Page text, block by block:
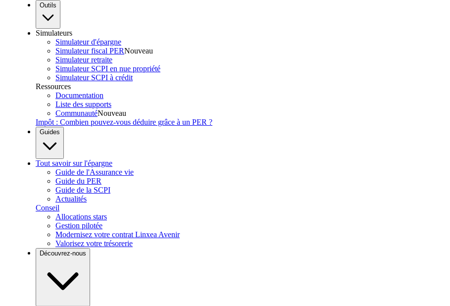
Outils
Simulateurs
Simulateur d'épargne
Simulateur fiscal PERNouveau
Simulateur retraite
Simulateur SCPI en nue propriété
Simulateur SCPI à crédit
Ressources
Documentation
Liste des supports
CommunautéNouveau
Impôt : Combien pouvez-vous déduire grâce à un PER ?
Guides
Tout savoir sur l'épargne
Guide de l'Assurance vie
Guide du PER
Guide de la SCPI
Actualités
Conseil
Allocations stars
Gestion pilotée
Modernisez votre contrat Linxea Avenir
Valorisez votre trésorerie
Découvrez-nous